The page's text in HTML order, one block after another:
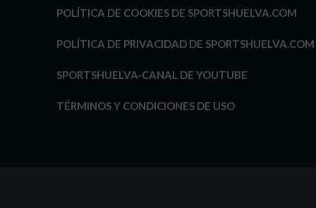
POLÍTICA DE COOKIES DE SPORTSHUELVA.COM
POLÍTICA DE PRIVACIDAD DE SPORTSHUELVA.COM
SPORTSHUELVA-CANAL DE YOUTUBE
TÉRMINOS Y CONDICIONES DE USO